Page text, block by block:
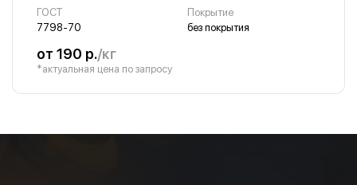
ГОСТ
7798-70
Покрытие
без покрытия
от 190 р./кг
*актуальная цена по запросу